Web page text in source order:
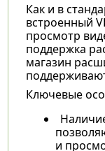
Как и в
встроенный
просмотр
поддержка
магазин
Ключевые
и